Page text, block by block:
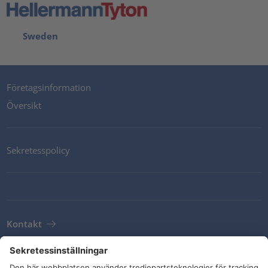
Sweden
Företagsinformation
Översikt
Sekretesspolicy
Kontakt